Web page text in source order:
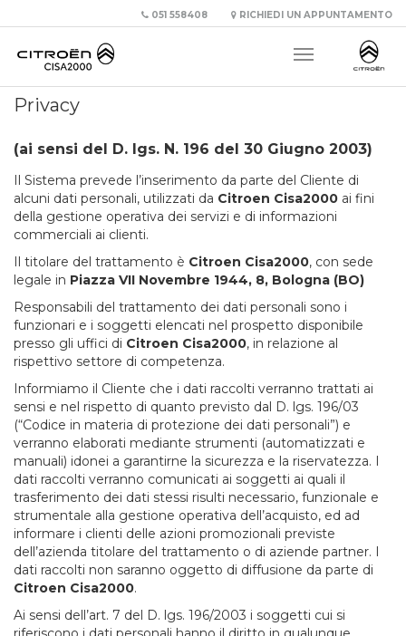
051 558408 RICHIEDI UN APPUNTAMENTO
Privacy
(ai sensi del D. lgs. N. 196 del 30 Giugno 2003)
Il Sistema prevede l’inserimento da parte del Cliente di
alcuni dati personali, utilizzati da Citroen Cisa2000 ai fini
della gestione operativa dei servizi e di informazioni
commerciali ai clienti.
Il titolare del trattamento è Citroen Cisa2000, con sede
legale in Piazza VII Novembre 1944, 8, Bologna (BO)
Responsabili del trattamento dei dati personali sono i
funzionari e i soggetti elencati nel prospetto disponibile
presso gli uffici di Citroen Cisa2000, in relazione al
rispettivo settore di competenza.
Informiamo il Cliente che i dati raccolti verranno trattati ai
sensi e nel rispetto di quanto previsto dal D. lgs. 196/03
(“Codice in materia di protezione dei dati personali”) e
verranno elaborati mediante strumenti (automatizzati e
manuali) idonei a garantirne la sicurezza e la riservatezza. I
dati raccolti verranno comunicati ai soggetti ai quali il
trasferimento dei dati stessi risulti necessario, funzionale e
strumentale alla gestione operativa dell’acquisto, ed ad
informare i clienti delle azioni promozionali previste
dell’azienda titolare del trattamento o di aziende partner. I
dati raccolti non saranno oggetto di diffusione da parte di
Citroen Cisa2000.
Ai sensi dell’art. 7 del D. lgs. 196/2003 i soggetti cui si